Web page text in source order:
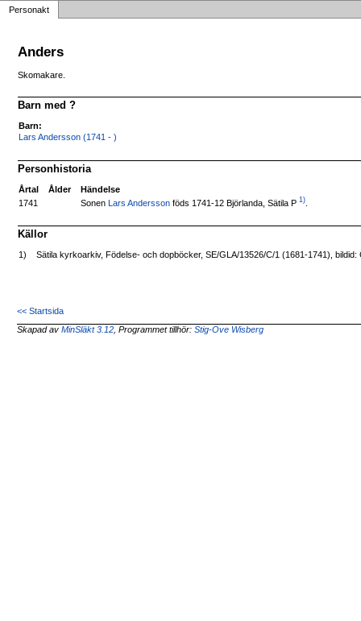
Personakt
Anders
Skomakare.
Barn med ?
Barn:
Lars Andersson (1741 - )
Personhistoria
Årtal Ålder
Händelse
1741
SonenLars Andersson föds 1741-12 Björlanda, Sätila P 1)
Källor
1) Sätila kyrkoarkiv, Födelse- och dopböcker, SE/GLA/13526/C/1 (1681-1741), bildid:
<< Startsida
Skapad avMinSläkt 3.12 , Programmet tillhör:Stig-Ove Wisberg